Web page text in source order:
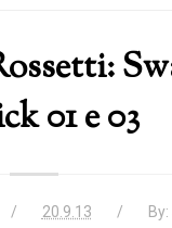
01 e 03
20.9.13 By: